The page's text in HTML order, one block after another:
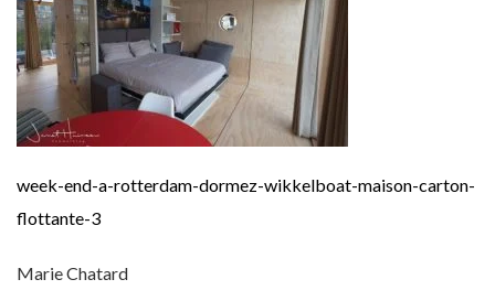
week-end-a-rotterdam-dormez-wikkelboat-maison-carton-
flottante-3
Marie Chatard